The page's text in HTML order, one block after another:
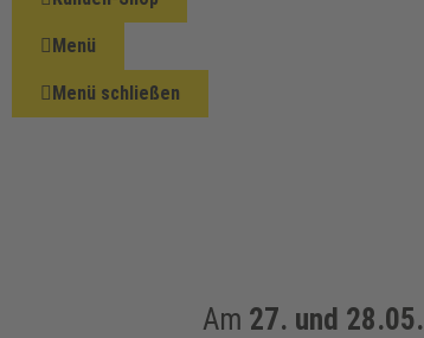
Menü
Menü schließen
Am 27. und 28.05.